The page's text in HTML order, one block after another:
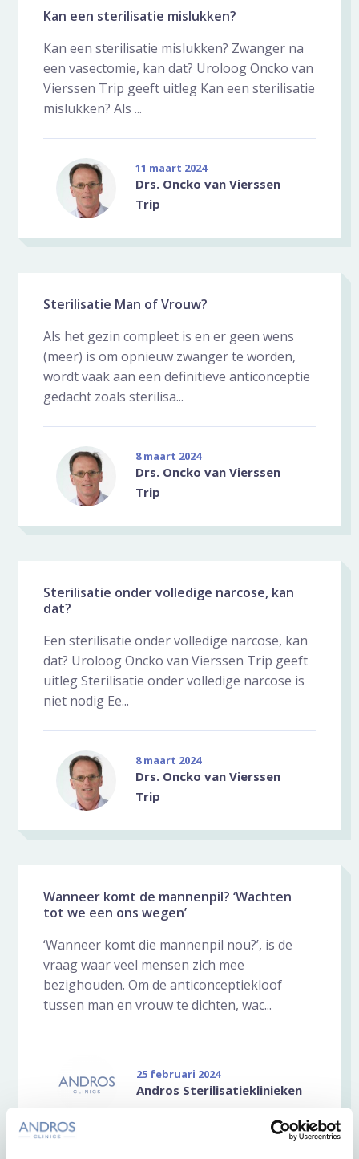
Kan een sterilisatie mislukken?
Kan een sterilisatie mislukken? Zwanger na
een vasectomie, kan dat? Uroloog Oncko van
Vierssen Trip geeft uitleg Kan een sterilisatie
mislukken? Als ...
11 maart 2024
Drs. Oncko van Vierssen
Trip
Sterilisatie Man of Vrouw?
Als het gezin compleet is en er geen wens
(meer) is om opnieuw zwanger te worden,
wordt vaak aan een definitieve anticonceptie
gedacht zoals sterilisa...
8 maart 2024
Drs. Oncko van Vierssen
Trip
Sterilisatie onder volledige narcose, kan
dat?
Een sterilisatie onder volledige narcose, kan
dat? Uroloog Oncko van Vierssen Trip geeft
uitleg Sterilisatie onder volledige narcose is
niet nodig Ee...
8 maart 2024
Drs. Oncko van Vierssen
Trip
Wanneer komt de mannenpil? ‘Wachten
tot we een ons wegen’
‘Wanneer komt die mannenpil nou?’, is de
vraag waar veel mensen zich mee
bezighouden. Om de anticonceptiekloof
tussen man en vrouw te dichten, wac...
25 februari 2024
Andros Sterilisatieklinieken